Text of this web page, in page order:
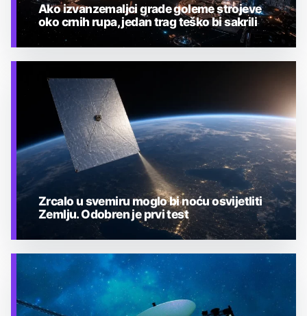
TEHNOLOGIJA
Ako izvanzemaljci grade goleme strojeve
oko crnih rupa, jedan trag teško bi sakrili
TEHNOLOGIJA
Zrcalo u svemiru moglo bi noću osvijetliti
Zemlju. Odobren je prvi test